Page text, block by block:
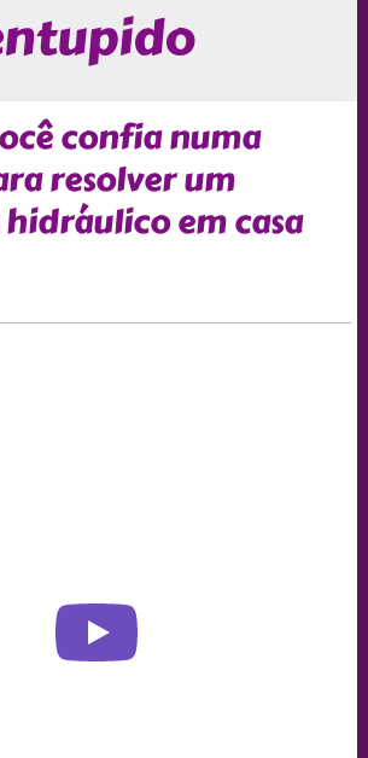
confia numa
resolver um
em casa